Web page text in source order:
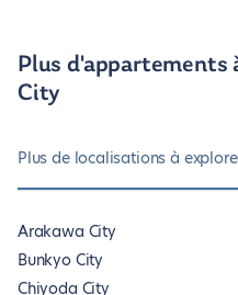
Plus d'appartements
City
Plus de localisations à
Arakawa City
Bunkyo City
Chiyoda City